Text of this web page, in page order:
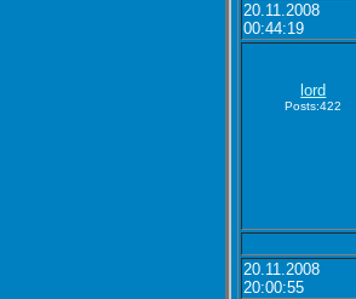
20.11.2008
00:44:19
lord
Posts:422
20.11.2008
20:00:55